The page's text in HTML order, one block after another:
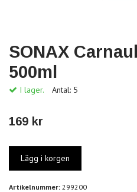
SONAX
500ml
I lager. Antal: 5
169 kr
Artikelnummer: 299200